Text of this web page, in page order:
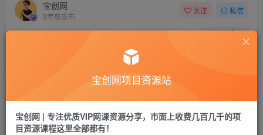
宝创网
3年前发布
关注 私信
61 6
小红书运营引流全系列课程：教你养高权重新号
此内容为付费资源，请付费后查看
宝币9.9 宝币 19.9
年卡会员 免费
宝创网项目资源站
宝创网 | 专注优质VIP网课资源分享，市面上收费几百几千的项
目资源课程这里全部都有！